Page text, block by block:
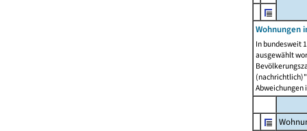
Wohnungen
In bundesweit
ausgewählt
Abweichungen